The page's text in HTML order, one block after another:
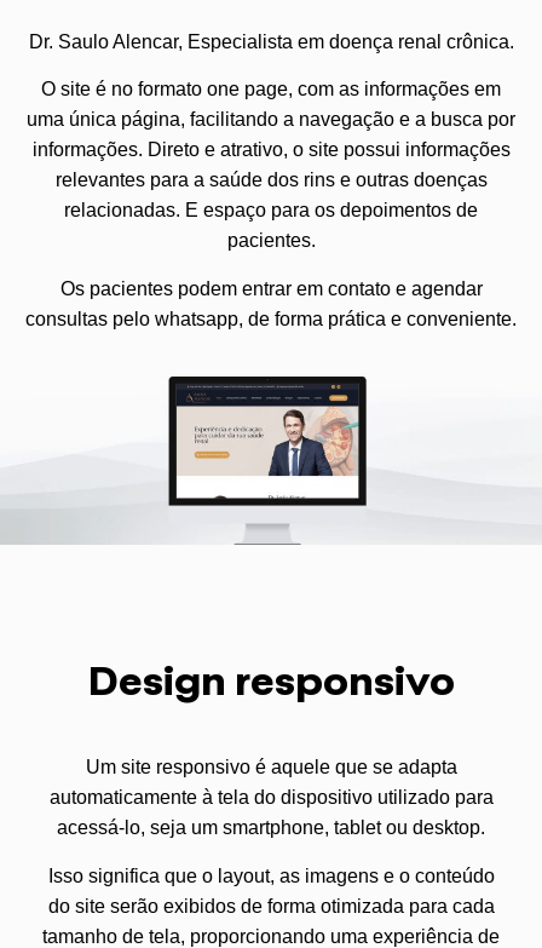
Dr. Saulo Alencar, Especialista em doença renal crônica.
O site é no formato one page, com as informações em
uma única página, facilitando a navegação e a busca por
informações. Direto e atrativo, o site possui informações
relevantes para a saúde dos rins e outras doenças
relacionadas. E espaço para os depoimentos de
pacientes.
Os pacientes podem entrar em contato e agendar
consultas pelo whatsapp, de forma prática e conveniente.
Design responsivo
Um site responsivo é aquele que se adapta
automaticamente à tela do dispositivo utilizado para
acessá-lo, seja um smartphone, tablet ou desktop.
Isso significa que o layout, as imagens e o conteúdo
do site serão exibidos de forma otimizada para cada
tamanho de tela, proporcionando uma experiência de